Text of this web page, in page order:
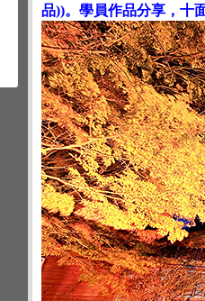
品))。 學員作品分享，十